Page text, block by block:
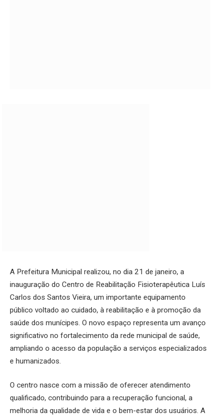
A Prefeitura Municipal realizou, no dia 21 de janeiro, a
inauguração do Centro de Reabilitação Fisioterapêutica Luís
Carlos dos Santos Vieira, um importante equipamento
público voltado ao cuidado, à reabilitação e à promoção da
saúde dos munícipes. O novo espaço representa um avanço
significativo no fortalecimento da rede municipal de saúde,
ampliando o acesso da população a serviços especializados
e humanizados.
O centro nasce com a missão de oferecer atendimento
qualificado, contribuindo para a recuperação funcional, a
melhoria da qualidade de vida e o bem-estar dos usuários. A